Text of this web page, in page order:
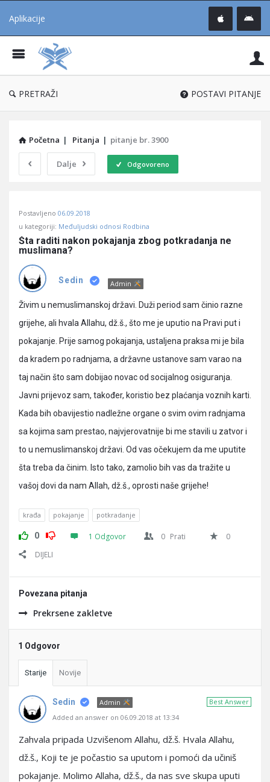
Aplikacije
®
PRETRAŽI POSTAVI PITANJE
Početna | Pitanja | pitanje br. 3900
Dalje Odgovoreno
Učene
Latest
Pitanja
Postavljeno 06.09.2018
u kategoriji: Međuljudski odnosi Rodbina
Šta raditi nakon pokajanja zbog potkradanja ne
muslimana?
Sedin Admin
Živim u nemuslimanskoj državi. Duži period sam činio razne
grijehe, ali hvala Allahu, dž.š., što me je uputio na Pravi put i
pokajanje. Prije samog pokajanja, ustaljena praksa mi je bila
da kradem po radnjama, a državne ustanove sam varao na
taj način što sam dobijao novac od socijalnog osiguranja.
Javni prijevoz sam, također, koristio bez plaćanja voznih karti.
Kada bih obavijestio nadležne organe o svim ovim radnjama
sa kojima sam prestao, najvjerovatnije bi me stavili u zatvor i
to u nemuslimanskoj državi. Od vas očekujem da me uputite
šta treba da činim. Isto tako, zamolio bih vas da tražite u
vašoj dovi da nam Allah, dž.š., oprosti naše grijehe!
krađa pokajanje potkradanje
0 1 Odgovor 0 Prati
0
DIJELI
Povezana pitanja
Prekrsene zakletve
1 Odgovor
Starije Novije
Best Answer
Sedin
Admin
Added an answer on 06.09.2018 at 13:34
Zahvala pripada Uzvišenom Allahu, dž.š. Hvala Allahu,
dž.š., Koji te je počastio sa uputom i pomoći da učiniš
pokajanje. Molimo Allaha, dž.š., da nas sve skupa uputi